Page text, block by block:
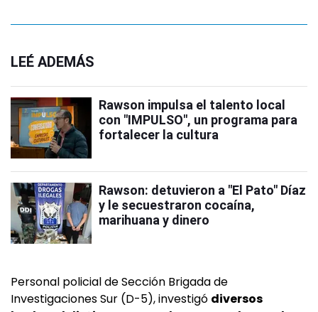
LEÉ ADEMÁS
Rawson impulsa el talento local
con "IMPULSO", un programa para
fortalecer la cultura
Rawson: detuvieron a "El Pato" Díaz
y le secuestraron cocaína,
marihuana y dinero
Personal policial de Sección Brigada de
Investigaciones Sur (D-5), investigó diversos